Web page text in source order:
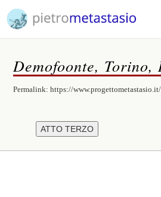
Demofoonte, Torino,
Permalink:https://